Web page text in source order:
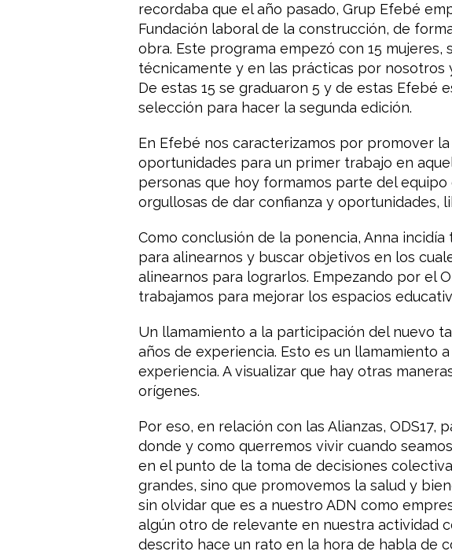
recordaba que el año pasado, Grup Efebé
Fundación laboral de la construcción, de
obra. Este programa empezó con 15
técnicamente y en las prácticas por nosotros
De estas 15 se graduaron 5 y de estas Efebé
selección para hacer la segunda edición.
En Efebé nos caracterizamos por promover
oportunidades para un primer trabajo en
personas que hoy formamos parte del
orgullosas de dar confianza y oportunidades,
Como conclusión de la ponencia, Anna
para alinearnos y buscar objetivos en los
alinearnos para lograrlos. Empezando por el
trabajamos para mejorar los espacios
Un llamamiento a la participación del nuevo
años de experiencia. Esto es un llamamiento
experiencia. A visualizar que hay otras
orígenes.
Por eso, en relación con las Alianzas,
donde y como querremos vivir cuando
en el punto de la toma de decisiones
grandes, sino que promovemos la salud y
sin olvidar que es a nuestro ADN como
algún otro de relevante en nuestra actividad
descrito hace un rato en la hora de habla de